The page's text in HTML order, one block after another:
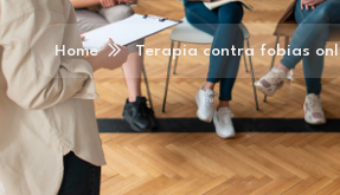
Home Terapia contra fobias